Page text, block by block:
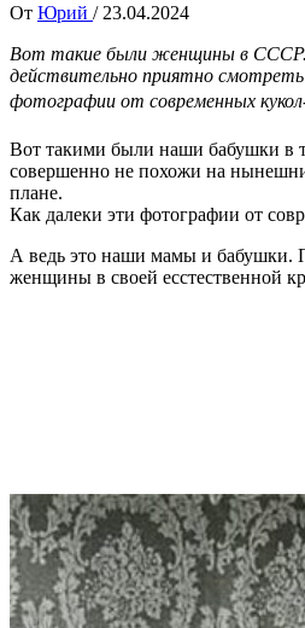
От Юрий / 23.04.2024
Вот такие были женщины в
действительно приятно
фотографии от современных
Вот такими были наши бабушки в
совершенно не похожи на
плане.
Как далеки эти фотографии от
А ведь это наши мамы и бабушки.
женщины в своей есстественной